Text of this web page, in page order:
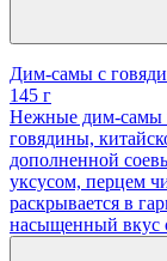
Дим-самы с
145 г
Нежные дим-самы
говядины,
дополненной
уксусом, перцем
раскрывается в
насыщенный вкус